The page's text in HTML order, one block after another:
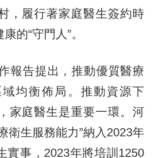
，履行著家庭醫生簽約時
的“守門人”。
告提出，推動優質醫療
均衡佈局。推動資源下
家庭醫生是重要一環。河
衛生服務能力”納入2023年
實事，2023年將培訓1250